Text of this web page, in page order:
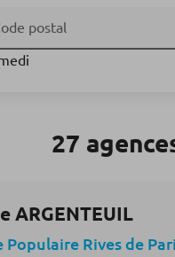
27
ARGENTEUIL
Populaire Rives de